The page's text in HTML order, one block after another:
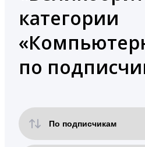
категории
по